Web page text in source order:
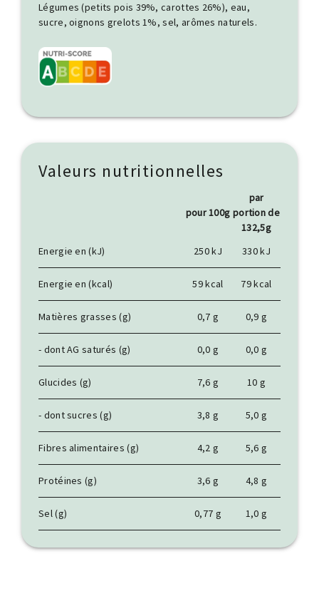
Légumes (petits pois 39%, carottes 26%), eau,
sucre, oignons grelots 1%, sel, arômes naturels.
Valeurs nutritionnelles
pour 100g
par
portion de
132,5g
Energie en (kJ)
250 kJ 330 kJ
Energie en (kcal) 59 kcal 79 kcal
Matières grasses (g) 0,7 g 0,9 g
- dont AG saturés (g) 0,0 g 0,0 g
Glucides (g) 7,6 g 10 g
- dont sucres (g) 3,8 g 5,0 g
Fibres alimentaires (g) 4,2 g 5,6 g
Protéines (g) 3,6 g 4,8 g
Sel (g) 0,77 g 1,0 g